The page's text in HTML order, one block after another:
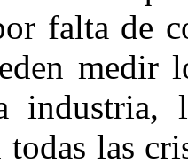
falta de
medir
industria,
las